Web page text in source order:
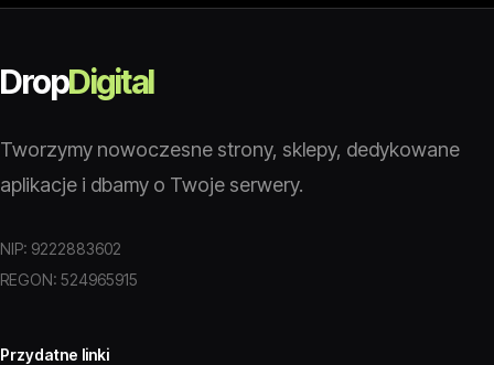
DropDigital
Tworzymy nowoczesne strony, sklepy, dedykowane
aplikacje i dbamy o Twoje serwery.
NIP: 9222883602
REGON: 524965915
Przydatne linki